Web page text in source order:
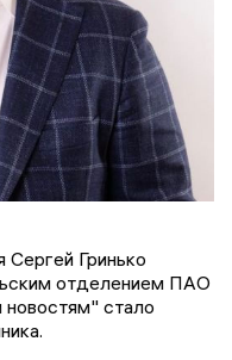
Сергей Гринько
отделением ПАО
стало